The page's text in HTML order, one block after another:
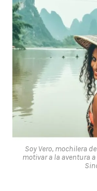
Soy Vero, mochilera
motivar a la aventura